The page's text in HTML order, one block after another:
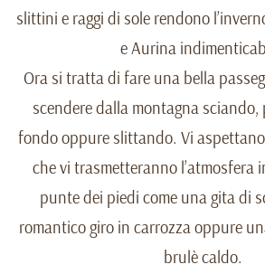
slittini e raggi di sole rendono
e Aurina
Ora si tratta di fare una bella
scendere dalla montagna
fondo oppure slittando. Vi
che vi trasmetteranno l’atmosfera
punte dei piedi come una gita di
romantico giro in carrozza oppure
brulè caldo.